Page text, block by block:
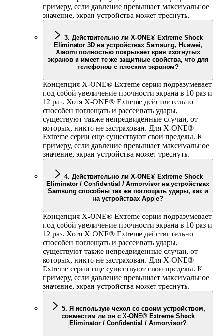
примеру, если давление превышает максимальное
значение, экран устройства может треснуть.
3. Действительно ли X-ONE® Extreme Shock
Eliminator 3D на устройствах Samsung, Huawei,
Xiaomi полностью покрывает края изогнутых
экранов и имеет те же защитные свойства, что для
телефонов с плоским экраном?
Концепция X-ONE® Extreme серии подразумевает
под собой увеличение прочности экрана в 10 раз и
12 раз. Хотя X-ONE® Extreme действительно
способен поглощать и рассеивать удары,
существуют также непредвиденные случаи, от
которых, никто не застрахован. Для X-ONE®
Extreme серии еще существуют свои пределы. К
примеру, если давление превышает максимальное
значение, экран устройства может треснуть.
4. Действительно ли X-ONE® Extreme Shock
Eliminator / Confidential / Armorvisor на устройствах
Samsung способны так же поглощать удары, как и
на устройствах Apple?
Концепция X-ONE® Extreme серии подразумевает
под собой увеличение прочности экрана в 10 раз и
12 раз. Хотя X-ONE® Extreme действительно
способен поглощать и рассеивать удары,
существуют также непредвиденные случаи, от
которых, никто не застрахован. Для X-ONE®
Extreme серии еще существуют свои пределы. К
примеру, если давление превышает максимальное
значение, экран устройства может треснуть.
5. Я использую чехол со своим устройством,
совместим ли он с X-ONE® Extreme Shock
Eliminator / Confidential / Armorvisor?